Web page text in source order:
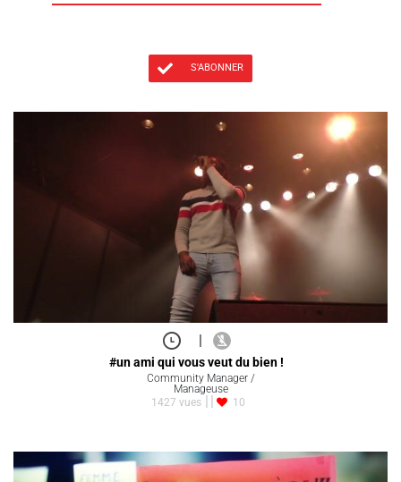
S'ABONNER
|
#un ami qui vous veut du bien !
Community Manager /
Manageuse
1427 vues
10